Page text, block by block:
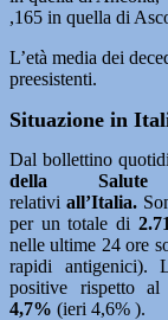
,165 in quella di
L’età media dei
preesistenti.
Situazione in
Dal bollettino
della Salute
relativi all’Italia.
per un totale di
nelle ultime 24 ore
rapidi antigenici).
positive rispetto
4,7% (ieri 4,6% ).